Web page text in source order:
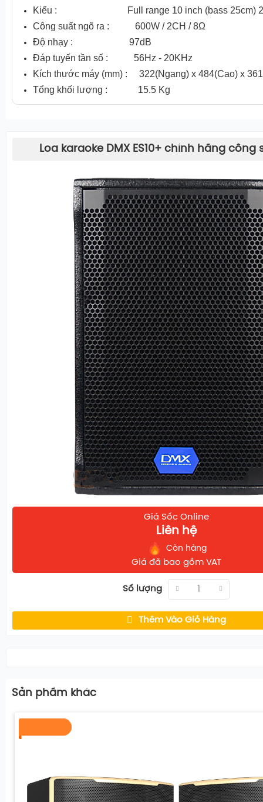
ở mức trở kháng 8 ohm.
Với mức trở kháng 8 ohm, thiết bị hoàn toàn dễ dàng để
sản phẩm âm ly để ghép nối.
Độ nhạy của loa có độ nhạy 97dB. Với độ nhạy cực
có khả năng tái tạo giọng hát cũng như tái tạo âm
có dải tần số đáp tuyến từ 50 Hz đến 20kHz. Với dải
có thể thể hiện được mọi âm tần trong mọi dải tần số
trung cho đến âm bổng. Các dải âm vô cùng chi tiết, chân
hề có hiện tượng như rè rung hay mất tiếng.
Được trang bị mạch bảo vệ loa treble riêng biệt, giúp cho
thực và mượt mà hơn, không hề bị các hiện tượng như
ở mức công suất cao.
Loa DMX ES 10+có thùng loa được được sản xuất từ
Vỏ loa được sơn một lớp sơn tĩnh điện màu đen
Loa DMX ES 10+là các cổng kết nối
Kiểu : Full range 10 inch (bass 25cm) 2
Công suất ngõ ra : 600W / 2CH / 8Ω
Độ nhạy : 97dB
Đáp tuyến tần số : 56Hz - 20KHz
Kích thước máy (mm) : 322(Ngang) x 484(Cao) x
Tổng khối lượng : 15.5 Kg
Loa karaoke DMX ES10+ chính hãng công
Giá Sốc Online
Liên hệ
Còn hàng
Giá đã bao gồm VAT
Số lượng
Thêm Vào Giỏ Hàng
Sản phầm khác